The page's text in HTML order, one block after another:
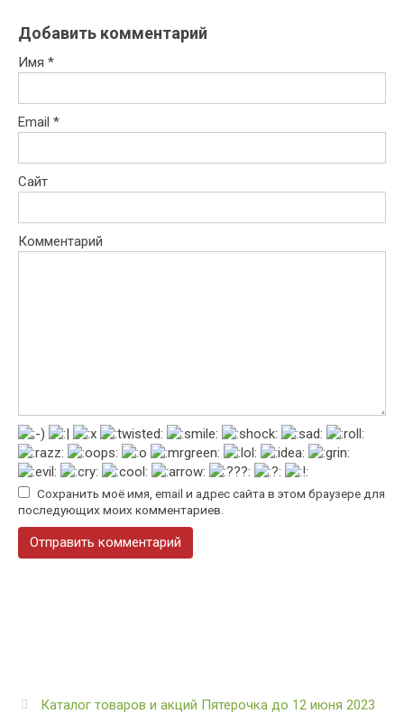
Добавить комментарий
Имя *
Email *
Сайт
Комментарий
Сохранить моё имя, email и адрес сайта в этом браузере для
последующих моих комментариев.
Каталог товаров и акций Пятерочка до 12 июня 2023